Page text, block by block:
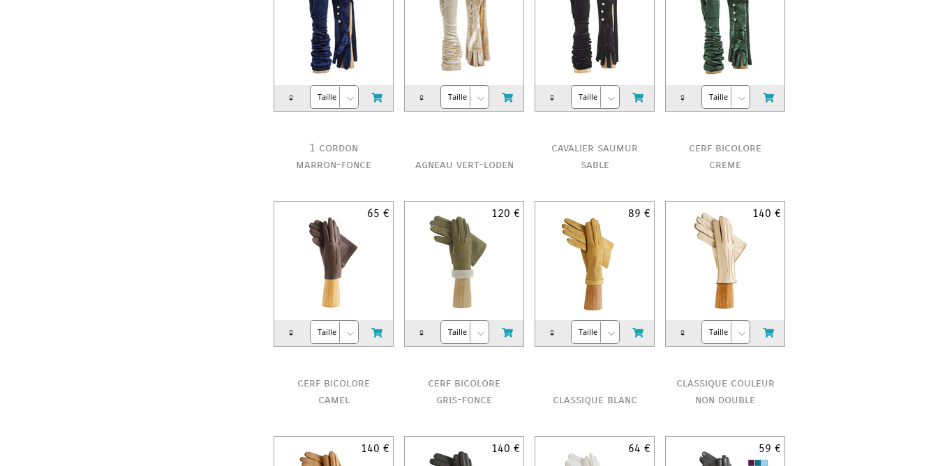
♀ ♀ ♀ ♀
1 cordon
marron-fonce
65 €
♀
agneau vert-loden
120 €
♀
cavalier saumur
sable
89 €
♀
cerf bicolore
creme
140 €
♀
cerf bicolore
camel
140 €
cerf bicolore
gris-fonce
140 €
classique blanc
64 €
classique couleur
non double
59 €